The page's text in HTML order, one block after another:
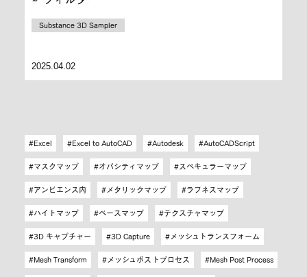
Substance 3D Sampler
2025.04.02
Excel Excel to AutoCAD Autodesk AutoCADScript
マスクマップ オパシティマップ スペキュラーマップ
アンビエンス内 メタリックマップ ラフネスマップ
ハイトマップ ベースマップ テクスチャマップ
3D キャプチャー 3D Capture メッシュトランスフォーム
Mesh Transform メッシュポストプロセス Mesh Post Process